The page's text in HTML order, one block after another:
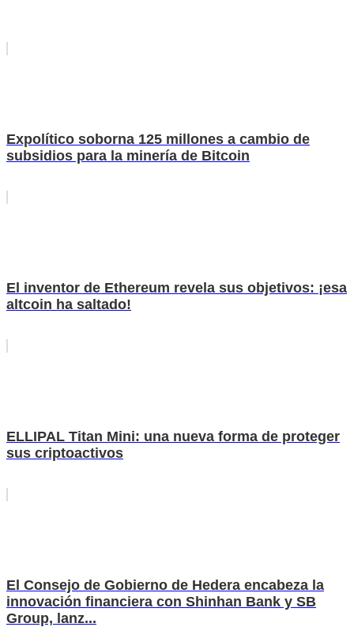
Expolítico soborna 125 millones a cambio de
subsidios para la minería de Bitcoin
El inventor de Ethereum revela sus objetivos: ¡esa
altcoin ha saltado!
ELLIPAL Titan Mini: una nueva forma de proteger
sus criptoactivos
El Consejo de Gobierno de Hedera encabeza la
innovación financiera con Shinhan Bank y SB
Group, lanz...